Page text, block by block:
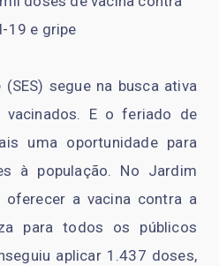
19 e gripe
segue na busca ativa
vacinados. E o feriado de
uma oportunidade para
à população. No Jardim
a vacina contra a
para todos os públicos
aplicar 1.437 doses,